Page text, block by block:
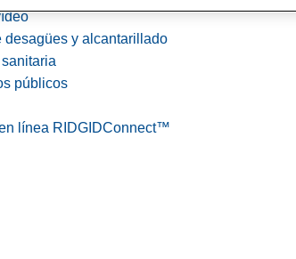
desagües y alcantarillado
públicos
línea RIDGIDConnect™